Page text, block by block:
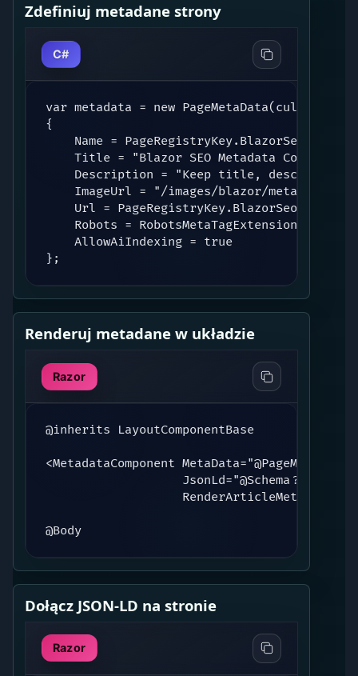
Zdefiniuj metadane strony
C#
var metadata = new PageMetaData(culture)
{
Name =
Title = "Blazor SEO Metadata Component
Description = "Keep title,
ImageUrl = "/images/blazor/
Url =
Robots =
    AllowAiIndexing = true
};
Renderuj metadane w układzie
Razor
@inherits LayoutComponentBase
<MetadataComponent MetaData="@PageMeta"
                   JsonLd="@Schema?.JsonLd"
@Body
Dołącz JSON-LD na stronie
Razor